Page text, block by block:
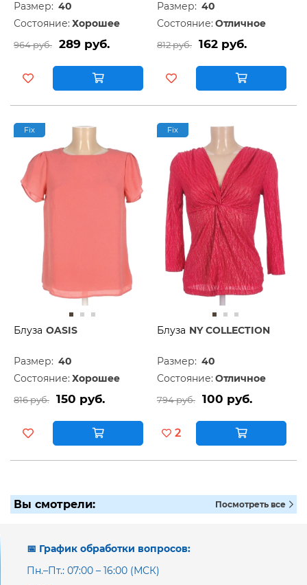
Размер: 40
Состояние: Хорошее
964 руб. 289 руб.
Размер: 40
Состояние: Отличное
812 руб. 162 руб.
Fix
Блуза OASIS
Размер: 40
Состояние: Хорошее
816 руб. 150 руб.
Fix
Блуза NY COLLECTION
Размер: 40
Состояние: Отличное
794 руб. 100 руб.
2
Вы смотрели: Посмотреть все
📅 График обработки вопросов:
Пн.–Пт.: 07:00 – 16:00 (МСК)